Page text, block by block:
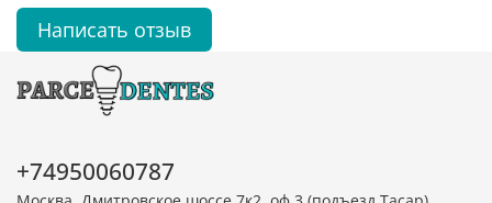
Написать отзыв
+74950060787